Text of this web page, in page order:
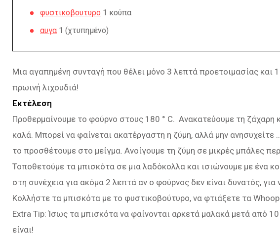
φυστικοβουτυρο 1 κούπα
αυγα 1 (χτυπημένο)
Μια αγαπημένη συνταγή που θέλει μόνο 3 λεπτά προετοιμασίας και
πρωινή λιχουδιά!
Εκτέλεση
Προθερμαίνουμε το φούρνο στους 180 ° C. Ανακατεύουμε τη ζάχαρη
καλά. Μπορεί να φαίνεται ακατέργαστη η ζύμη, αλλά μην
το προσθέτουμε στο μείγμα. Ανοίγουμε τη ζύμη σε μικρές μπάλες
Τοποθετούμε τα μπισκότα σε μια λαδόκολλα και ισιώνουμε με ένα
στη συνέχεια για ακόμα 2 λεπτά αν ο φούρνος δεν είναι δυνατός,
Κολλήστε τα μπισκότα με το φυστικοβούτυρο, να φτιάξετε τα
Extra Tip: Ίσως τα μπισκότα να φαίνονται αρκετά μαλακά μετά από
είναι!